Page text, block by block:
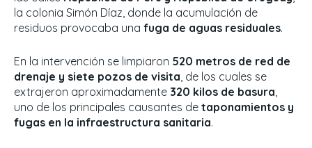
la colonia Simón Díaz, donde la acumulación de
residuos provocaba una fuga de aguas residuales.
En la intervención se limpiaron 520 metros de red de
drenaje y siete pozos de visita, de los cuales se
extrajeron aproximadamente 320 kilos de basura,
uno de los principales causantes de taponamientos y
fugas en la infraestructura sanitaria.